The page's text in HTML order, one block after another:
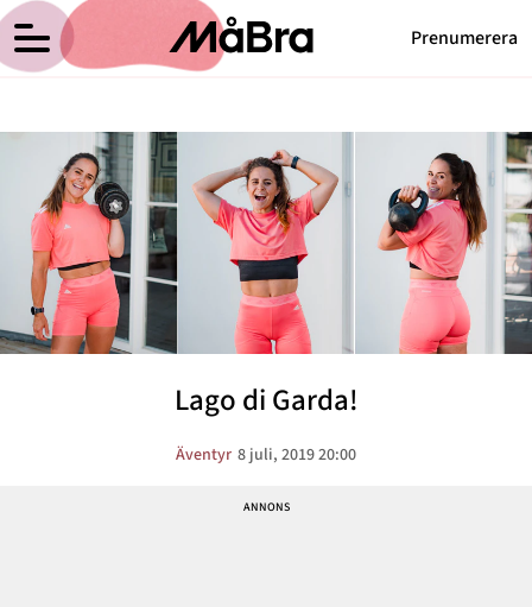
Prenumerera
Medicin
Psykologi
Vikt
Relationer
Anna Haags blogg Meny
Hem
Om Anna
Kategorier
Arkiv
Kontakt
Lago di Garda!
Äventyr 8 juli, 2019 20:00